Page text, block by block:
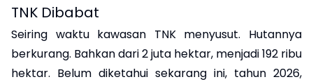
TNK Dibabat
Seiring waktu kawasan TNK menyusut. Hutannya
berkurang. Bahkan dari 2 juta hektar, menjadi 192 ribu
hektar. Belum diketahui sekarang ini, tahun 2026,